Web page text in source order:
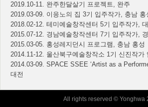
2019.10-11. 완주한달살기 프로젝트, 완주
2019.03-09. 이응노의 집 3기 입주작가, 충남 홍
2018.02-12. 테미예술창작센터 5기 입주작가,
2015.07-12. 경남예술창작센터 7기 입주작가,
2015.03-05. 홍성레지던시 프로그램, 충남 홍성
2014.11-12. 울산북구예술창작소 1기 신진작가
2014.03-09. SPACE SSEE ‘Artist as a
대전
All rights reserved © Yonghwa